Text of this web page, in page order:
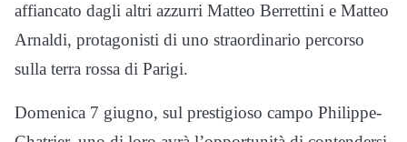
affiancato dagli altri azzurri Matteo Berrettini e Matteo
Arnaldi, protagonisti di uno straordinario percorso
sulla terra rossa di Parigi.
Domenica 7 giugno, sul prestigioso campo Philippe-